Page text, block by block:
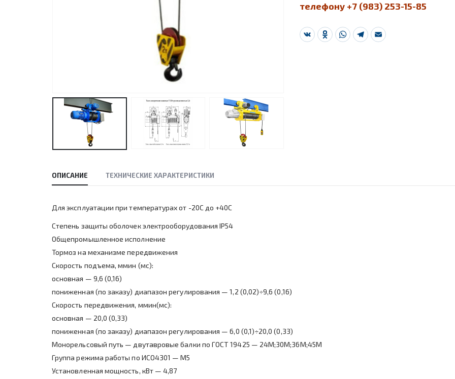
телефону +7 (983) 253-15-85
VK Odnoklassniki
WhatsApp
Telegram
Email
ОПИСАНИЕ ТЕХНИЧЕСКИЕ ХАРАКТЕРИСТИКИ
Для эксплуатации при температурах от -20С до +40С
Степень защиты оболочек электрооборудования IP54
Общепромышленное исполнение
Тормоз на механизме передвижения
Скорость подъема, ммин (мс):
основная — 9,6 (0,16)
пониженная (по заказу) диапазон регулирования — 1,2 (0,02)÷9,6 (0,16)
Скорость передвижения, ммин(мс):
основная — 20,0 (0,33)
пониженная (по заказу) диапазон регулирования — 6,0 (0,1)÷20,0 (0,33)
Монорельсовый путь — двутавровые балки по ГОСТ 19425 — 24М;30М;36М;45М
Группа режима работы по ИСО4301 — М5
Установленная мощность, кВт — 4,87